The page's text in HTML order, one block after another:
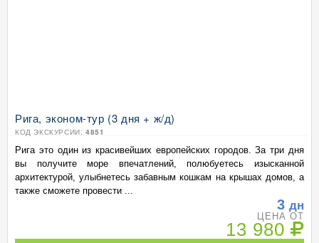
Рига, эконом-тур (3 дня + ж/д)
КОД ЭКСКУРСИИ: 4851
Рига это один из красивейших европейских городов. За три дня
вы получите море впечатлений, полюбуетесь изысканной
архитектурой, улыбнетесь забавным кошкам на крышах домов, а
также сможете провести ...
3 дн
ЦЕНА ОТ
13 980